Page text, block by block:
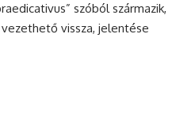
szóból származik,
vissza, jelentése